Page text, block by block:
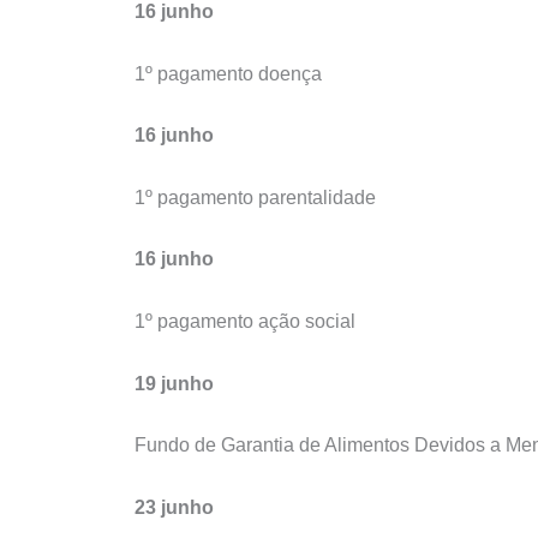
16 junho
1º pagamento doença
16 junho
1º pagamento parentalidade
16 junho
1º pagamento ação social
19 junho
Fundo de Garantia de Alimentos Devidos a
23 junho